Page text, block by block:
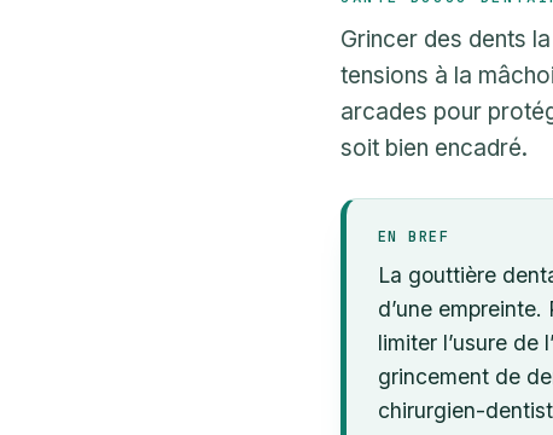
Grincer des dents
tensions à la
arcades pour
soit bien encadré.
EN BREF
La gouttière
d’une
limiter l’usure de
grincement de
chirurgien-